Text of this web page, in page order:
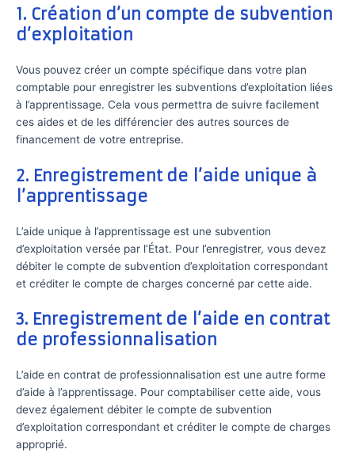
1. Création d’un compte de subvention
d’exploitation
Vous pouvez créer un compte spécifique dans votre plan
comptable pour enregistrer les subventions d’exploitation liées
à l’apprentissage. Cela vous permettra de suivre facilement
ces aides et de les différencier des autres sources de
financement de votre entreprise.
2. Enregistrement de l’aide unique à
l’apprentissage
L’aide unique à l’apprentissage est une subvention
d’exploitation versée par l’État. Pour l’enregistrer, vous devez
débiter le compte de subvention d’exploitation correspondant
et créditer le compte de charges concerné par cette aide.
3. Enregistrement de l’aide en contrat
de professionnalisation
L’aide en contrat de professionnalisation est une autre forme
d’aide à l’apprentissage. Pour comptabiliser cette aide, vous
devez également débiter le compte de subvention
d’exploitation correspondant et créditer le compte de charges
approprié.